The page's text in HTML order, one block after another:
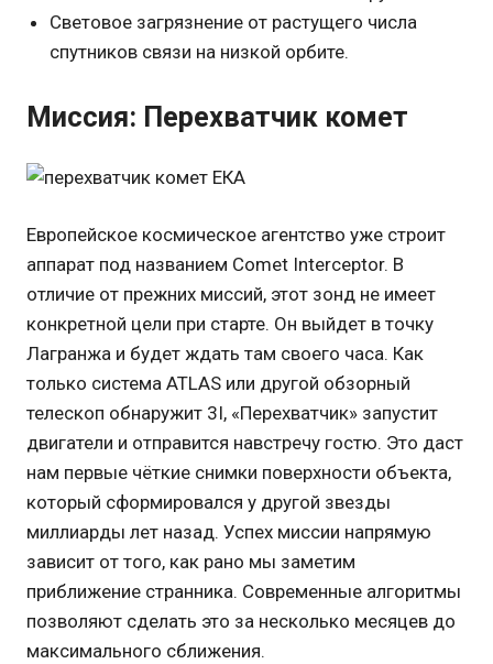
Световое загрязнение от растущего числа
спутников связи на низкой орбите.
Миссия: Перехватчик комет
Европейское космическое агентство уже строит
аппарат под названием Comet Interceptor. В
отличие от прежних миссий, этот зонд не имеет
конкретной цели при старте. Он выйдет в точку
Лагранжа и будет ждать там своего часа. Как
только система ATLAS или другой обзорный
телескоп обнаружит 3I, «Перехватчик» запустит
двигатели и отправится навстречу гостю. Это даст
нам первые чёткие снимки поверхности объекта,
который сформировался у другой звезды
миллиарды лет назад. Успех миссии напрямую
зависит от того, как рано мы заметим
приближение странника. Современные алгоритмы
позволяют сделать это за несколько месяцев до
максимального сближения.